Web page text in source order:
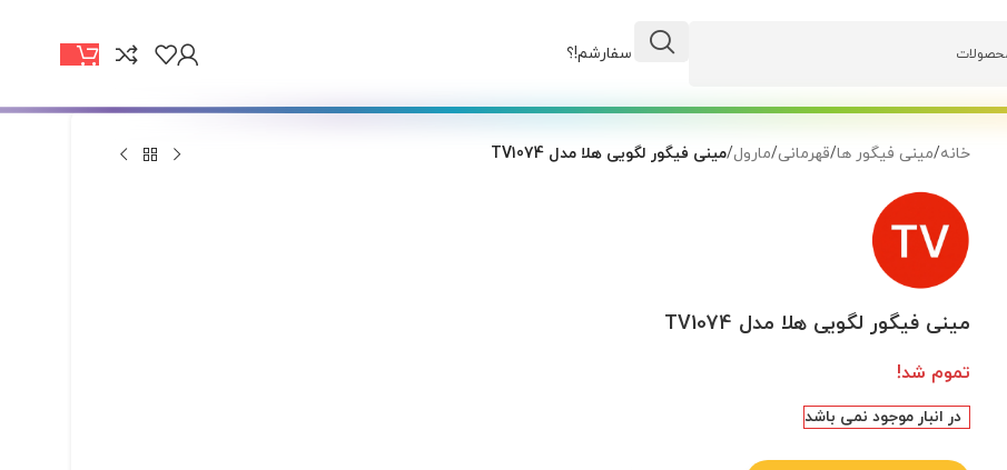
وضعیت سفارشم!؟
خانه/مینی فیگور ها/قهرمانی/مارول/مینی فیگور لگویی هلا مدل TV1074
مینی فیگور لگویی هلا مدل TV1074
تموم شد!
در انبار موجود نمی باشد